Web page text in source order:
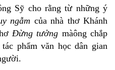
Sỹ cho rằng từ những ý
ngẫm của nhà thơ Khánh
Đừng tưởng màông chắp
phẩm văn học dân gian